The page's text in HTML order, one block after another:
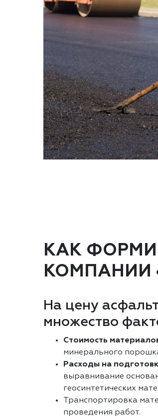
КАК
КОМПАНИИ
На цену
множество
Стоимость
минерального
Расходы на
выравнивание
геосинтетических
Транспортировка
проведения работ.